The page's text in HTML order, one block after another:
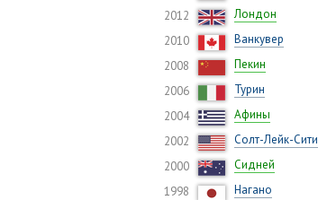
2012
Лондон
2010
Ванкувер
2008
Пекин
2006
Турин
2004
Афины
2002
Солт-Лейк-Сити
2000
Сидней
1998
Нагано